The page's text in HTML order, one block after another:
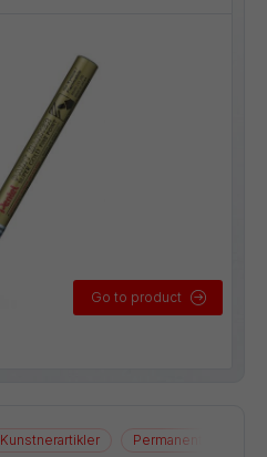
Go to product
Kunstnerartikler Permanente